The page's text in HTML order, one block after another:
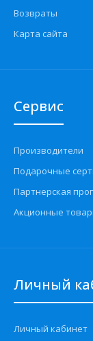
Возвраты
Карта сайта
Сервис
Производители
Подарочные
Партнерская
Акционные
Личный
Личный кабинет